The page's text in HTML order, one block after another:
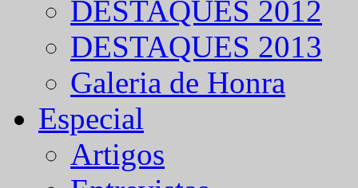
DESTAQUES 2012
DESTAQUES 2013
Galeria de Honra
Especial
Artigos